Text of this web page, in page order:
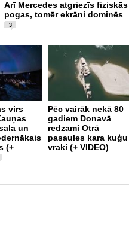
Arī Mercedes atgriezīs fiziskās
pogas, tomēr ekrāni dominēs
3
virs
un
(+
Pēc vairāk nekā 80
gadiem Donavā
redzami Otrā
pasaules kara kuģu
vraki (+ VIDEO)